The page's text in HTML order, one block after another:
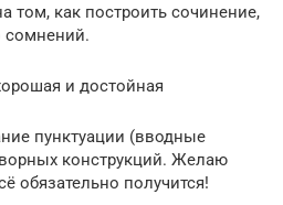
том, как построить сочинение,
сомнений.
и достойная
пунктуации (вводные
конструкций. Желаю
обязательно получится!